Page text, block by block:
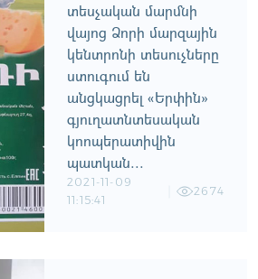
տեսչական մարմնի
վայոց Ձորի մարզային
կենտրոնի տեսուչները
ստուգում են
անցկացրել «Երփին»
գյուղատնտեսական
կոոպերատիվին
պատկան...
2021-11-09
11:15:41
2674